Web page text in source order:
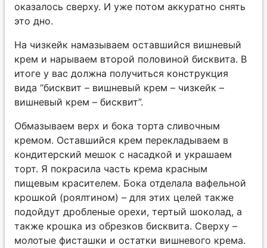
оказалось сверху. И уже потом аккуратно снять
это дно.
На чизкейк намазываем оставшийся вишневый
крем и нарываем второй половиной бисквита. В
итоге у вас должна получиться конструкция
вида “бисквит – вишневый крем – чизкейк –
вишневый крем – бисквит”.
Обмазываем верх и бока торта сливочным
кремом. Оставшийся крем перекладываем в
кондитерский мешок с насадкой и украшаем
торт. Я покрасила часть крема красным
пищевым красителем. Бока отделала вафельной
крошкой (роялтином) – для этих целей также
подойдут дробленые орехи, тертый шоколад, а
также крошка из обрезков бисквита. Сверху –
молотые фисташки и остатки вишневого крема.